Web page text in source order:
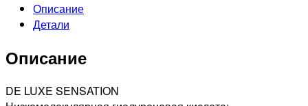
SENSATION
LUXE
КРАСКА
Описание
Детали
Описание
DE LUXE SENSATION